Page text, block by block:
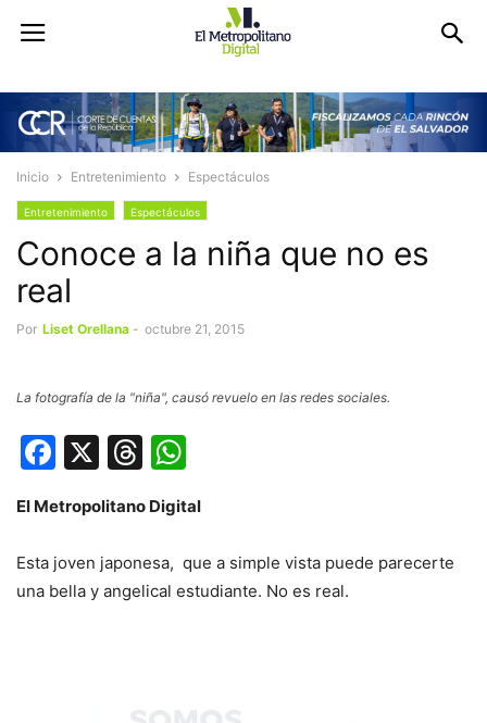
Inicio Entretenimiento Espectáculos
Entretenimiento Espectáculos
Conoce a la niña que no es
real
Por Liset Orellana - octubre 21, 2015
La fotografía de la "niña", causó revuelo en las redes sociales.
Facebook
X Threads
El Metropolitano Digital
Esta joven japonesa, que a simple vista puede parecerte
una bella y angelical estudiante. No es real.